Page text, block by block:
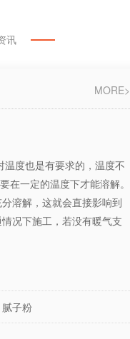
讯
MORE>
度也是有要求的，温度不
一定的温度下才能溶解。
溶解，这就会直接影响到
况下施工，若没有暖气支
子粉